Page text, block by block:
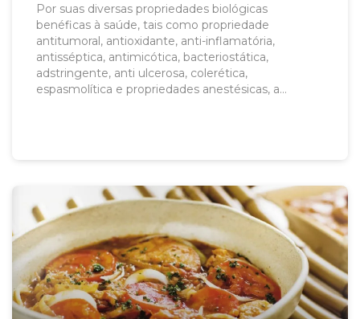
Por suas diversas propriedades biológicas
benéficas à saúde, tais como propriedade
antitumoral, antioxidante, anti-inflamatória,
antisséptica, antimicótica, bacteriostática,
adstringente, anti ulcerosa, colerética,
espasmolítica e propriedades anestésicas, a